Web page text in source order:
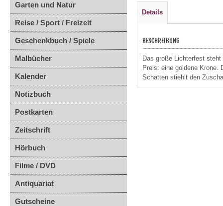
Garten und Natur
Reise / Sport / Freizeit
Geschenkbuch / Spiele
Malbücher
Kalender
Notizbuch
Postkarten
Zeitschrift
Hörbuch
Filme / DVD
Antiquariat
Gutscheine
Details
BESCHREIBUNG
Das große Lichterfest
Preis: eine goldene Krone.
Schatten stiehlt den